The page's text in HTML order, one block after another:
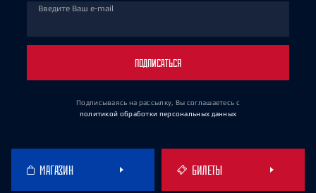
Введите Ваш e-mail
ПОДПИСАТЬСЯ
Подписываясь на рассылку, Вы соглашаетесь с
политикой обработки персональных данных
МАГАЗИН БИЛЕТЫ